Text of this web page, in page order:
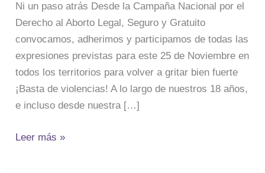
Ni un paso atrás Desde la Campaña Nacional por el
Derecho al Aborto Legal, Seguro y Gratuito
convocamos, adherimos y participamos de todas las
expresiones previstas para este 25 de Noviembre en
todos los territorios para volver a gritar bien fuerte
¡Basta de violencias! A lo largo de nuestros 18 años,
e incluso desde nuestra […]
Leer más »